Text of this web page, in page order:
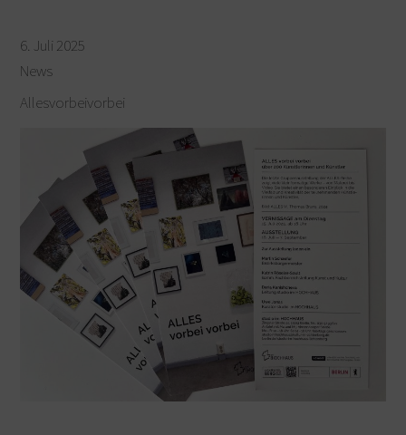
6. Juli 2025
News
Allesvorbeivorbei